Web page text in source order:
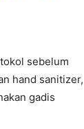
sebelum
hand sanitizer,
gadis